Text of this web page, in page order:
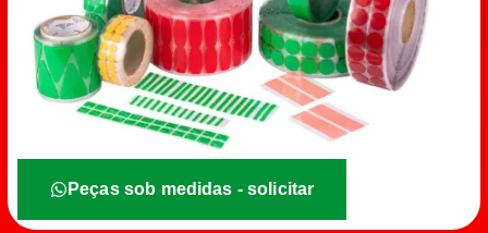
Peças sob medidas - solicitar